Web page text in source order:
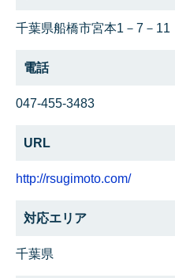
千葉県船橋市宮本1－7－11
電話
047-455-3483
URL
http://rsugimoto.com/
対応エリア
千葉県